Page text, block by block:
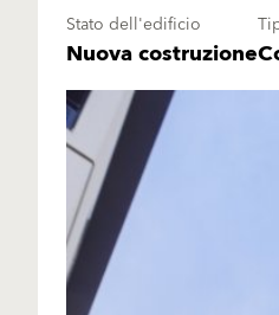
Stato dell'edificio
Nuova costruzione